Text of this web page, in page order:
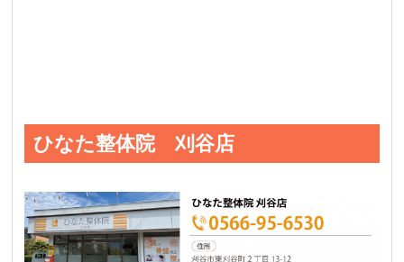
ひなた整体院 刈谷店